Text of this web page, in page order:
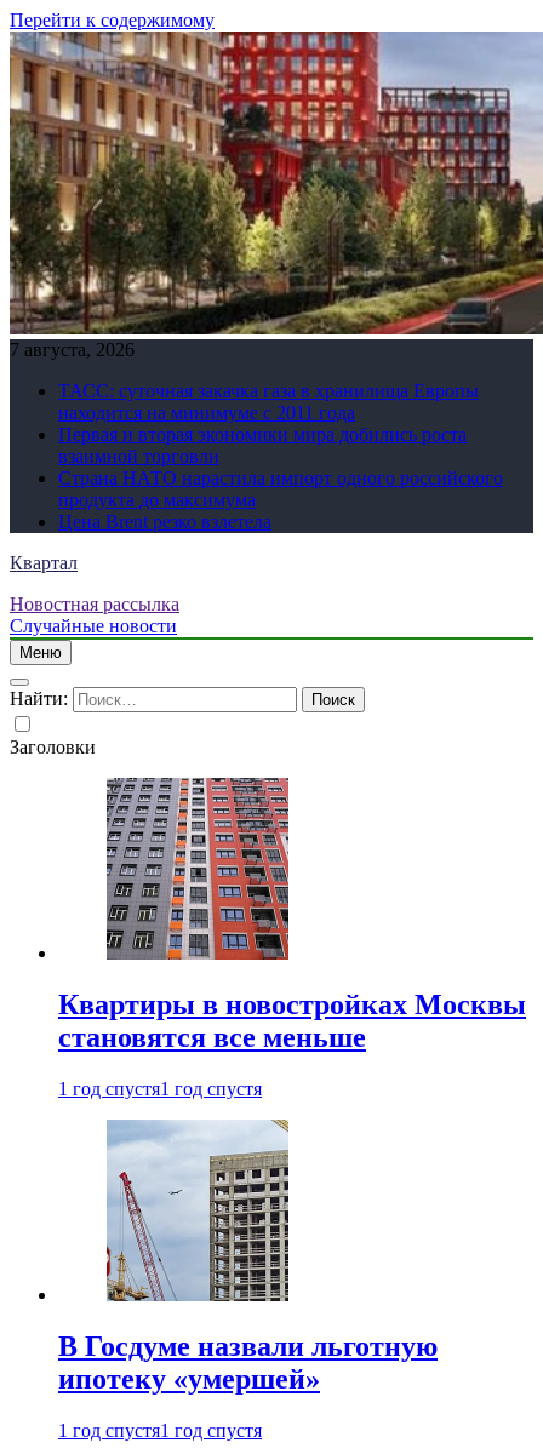
Перейти к содержимому
7 августа, 2026
ТАСС: суточная закачка газа в хранилища Европы
находится на минимуме с 2011 года
Первая и вторая экономики мира добились роста
взаимной торговли
Страна НАТО нарастила импорт одного российского
продукта до максимума
Цена Brent резко взлетела
Квартал
Новостная рассылка
Случайные новости
Меню
Найти:
Заголовки
Квартиры в новостройках Москвы
становятся все меньше
1 год спустя1 год спустя
В Госдуме назвали льготную
ипотеку «умершей»
1 год спустя1 год спустя